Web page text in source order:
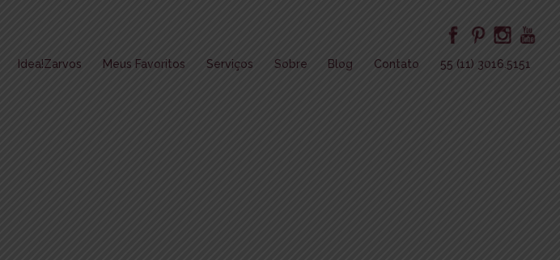
Idea!Zarvos Meus Favoritos Serviços Sobre Blog Contato 55 (11) 3016.5151